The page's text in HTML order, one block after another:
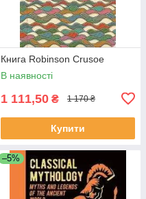
Книга Robinson Crusoe
В наявності
1 111,50 ₴ 1 170 ₴
Купити
–5%